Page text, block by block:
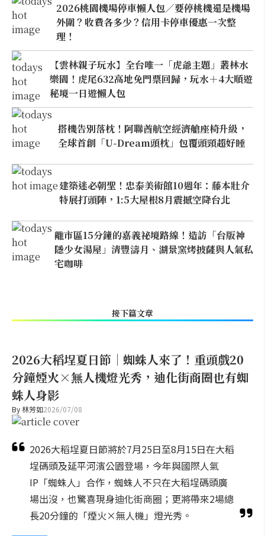
2026桃園機場停車懶人包／要停桃機還是機場
外圍？收費各多少？信用卡停車優惠一次整
理！
【雲林親子玩水】全台唯一「虎爺主題」叢林水
樂園！虎尾632高地免門票回歸，玩水＋4大順遊
秘境一日遊懶人包
搭機告別落枕！阿聯酋航空經濟艙座椅升級，
全球首創「U-Dream頭枕」包覆頭頸超好睡
建築迷必朝聖！忠泰美術館10週年：藤本壯介
特展打頭陣，1:5大屋根8月震撼空降台北
離市區15分鐘的嘉義祕境路線！造訪「台版神
隱少女湯屋」清豐濤月、湖景窯烤披薩與人氣私
宅咖啡
接下篇文章
2026大稻埕夏日節｜蜘蛛人來了！重頭戲20
分鐘煙火×無人機燈光秀，迪化街商圈也有蜘
蛛人身影
By林芳如2026/07/08
2026大稻埕夏日節將於7月25日至8月15日在大稻
埕碼頭及延平河濱公園登場，今年與國際人氣
IP「蜘蛛人」合作，蜘蛛人不只在大稻埕碼頭廣
場出沒，也驚喜現身迪化街商圈；更將帶來2場總
長20分鐘的「煙火×無人機」燈光秀。